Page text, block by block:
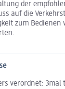
der
auf die
zum Bedienen
verordnet: 3mal